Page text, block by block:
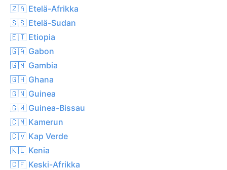
🇿🇦 Etelä-Afrikka
🇸🇸 Etelä-Sudan
🇪🇹 Etiopia
🇬🇦 Gabon
🇬🇲 Gambia
🇬🇭 Ghana
🇬🇳 Guinea
🇬🇼 Guinea-Bissau
🇨🇲 Kamerun
🇨🇻 Kap Verde
🇰🇪 Kenia
🇨🇫 Keski-Afrikka